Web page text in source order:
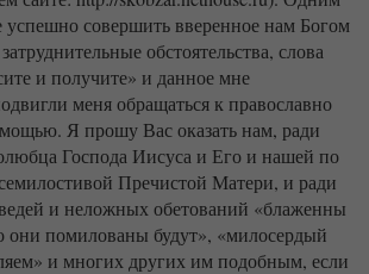
успешно совершить вверенное нам Богом
обстоятельства, слова
и получите» и данное мне
меня обращаться к православно
Я прошу Вас оказать нам, ради
Господа Иисуса и Его и нашей по
Пречистой Матери, и ради
и неложных обетований «блаженны
они помилованы будут», «милосердый
и многих других им подобным, если